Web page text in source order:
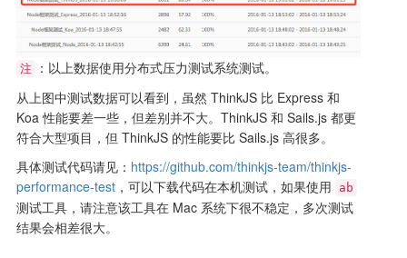
注
：以上数据使用分布式压力测试系统测试。
从上图中测试数据可以看到，虽然 ThinkJS 比 Express 和
Koa 性能要差一些，但差别并不大。ThinkJS 和 Sails.js 都更
符合大型项目，但 ThinkJS 的性能要比 Sails.js 高很多。
具体测试代码请见： https://github.com/thinkjs-team/thinkjs-
performance-test，可以下载代码在本机测试，如果使用 ab
测试工具，请注意该工具在 Mac 系统下很不稳定，多次测试
结果会相差很大。